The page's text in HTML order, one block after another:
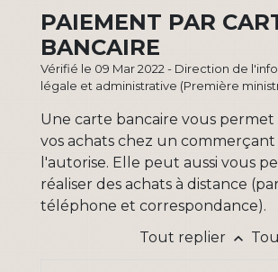
PAIEMENT PAR
BANCAIRE
Vérifié le 09 Mar 2022 - Direction de
légale et administrative (Première
Une carte bancaire vous
vos achats chez un
l'autorise. Elle peut aussi vous
réaliser des achats à distance
téléphone et correspondance).
Tout replier keyboard_arrow_up